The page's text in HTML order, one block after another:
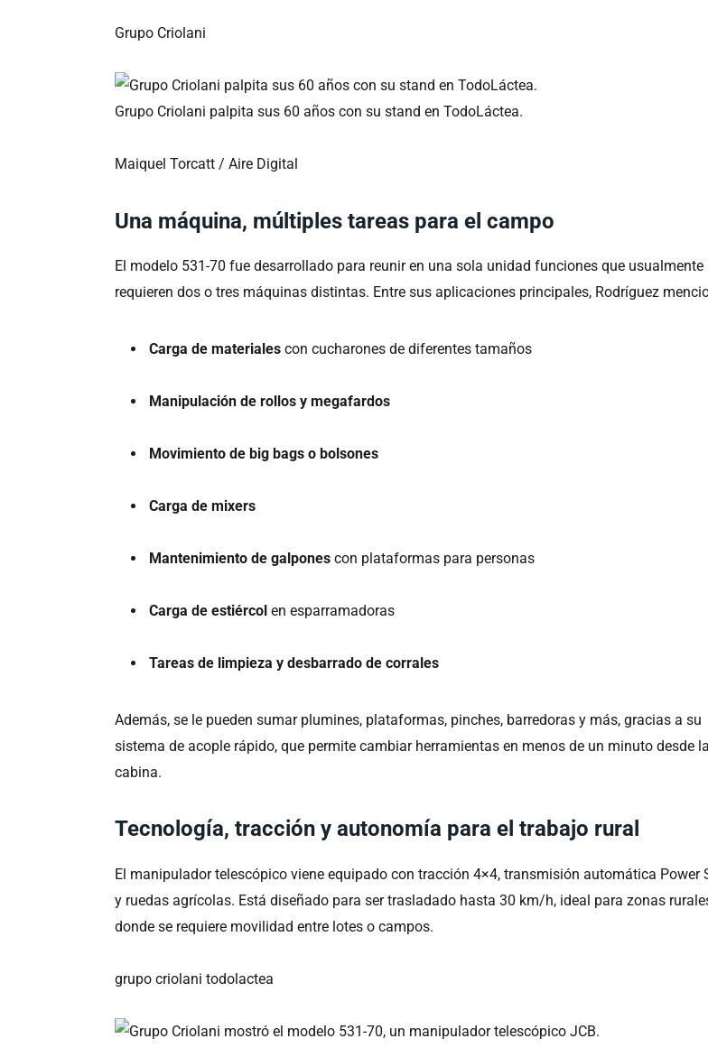
Grupo Criolani
Grupo Criolani palpita sus 60 años con su stand en TodoLáctea.
Maiquel Torcatt / Aire Digital
Una máquina, múltiples tareas para el campo
El modelo 531-70 fue desarrollado para reunir en una sola unidad funciones que usualmente
requieren dos o tres máquinas distintas. Entre sus aplicaciones principales, Rodríguez
Carga de materiales con cucharones de diferentes tamaños
Manipulación de rollos y megafardos
Movimiento de big bags o bolsones
Carga de mixers
Mantenimiento de galpones con plataformas para personas
Carga de estiércol en esparramadoras
Tareas de limpieza y desbarrado de corrales
Además, se le pueden sumar plumines, plataformas, pinches, barredoras y más, gracias a su
sistema de acople rápido, que permite cambiar herramientas en menos de un minuto desde la
cabina.
Tecnología, tracción y autonomía para el trabajo rural
El manipulador telescópico viene equipado con tracción 4×4, transmisión automática Power
y ruedas agrícolas. Está diseñado para ser trasladado hasta 30 km/h, ideal para zonas
donde se requiere movilidad entre lotes o campos.
grupo criolani todolactea